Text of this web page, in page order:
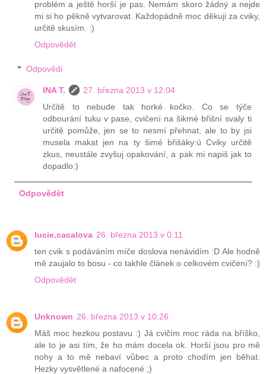
problém a ještě horší je pas. Nemám skoro žádný a nejde
mi si ho pěkně vytvarovat. Každopádně moc děkuji za cviky,
určitě skusím. :)
Odpovědět
Odpovědi
INA T.
27. března 2013 v 12:04
Určitě to nebude tak horké kočko. Co se týče
odbourání tuku v pase, cvičení na šikmé břišní svaly ti
určitě pomůže, jen se to nesmí přehnat, ale to by jsi
musela makat jen na ty šimé břišáky:ú Cviky určitě
zkus, neustále zvyšuj opakování, a pak mi napiš jak to
dopadlo:)
Odpovědět
lucie.cacalova 26. března 2013 v 0:11
ten cvik s podáváním míče doslova nenávidím :D Ale hodně
mě zaujalo to bosu - co takhle článek o celkovém cvičení? :)
Odpovědět
Unknown 26. března 2013 v 10:26
Máš moc hezkou postavu :) Já cvičím moc ráda na bříško,
ale to je asi tím, že ho mám docela ok. Horší jsou pro mě
nohy a to mě nebaví vůbec a proto chodím jen běhat.
Hezky vysvětlené a nafocené ;)